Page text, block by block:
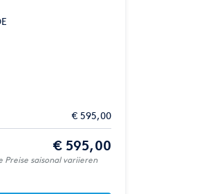
€ 595,00
€ 595,00
Preise saisonal variieren